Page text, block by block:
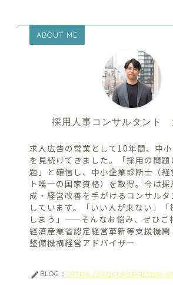
ABOUT ME
採用人事コンサルタント
求人広告の営業として10年間、中
を見続けてきました。「採用の問
題」と確信し、中小企業診断士（
ト唯一の国家資格）を取得。今は
成・経営改善を手がけるコンサル
しています。「いい人が来ない」「
しまう」——そんなお悩み、ぜひご
経済産業省認定経営革新等支援機
整備機構経営アドバイザー
BLOG： https://